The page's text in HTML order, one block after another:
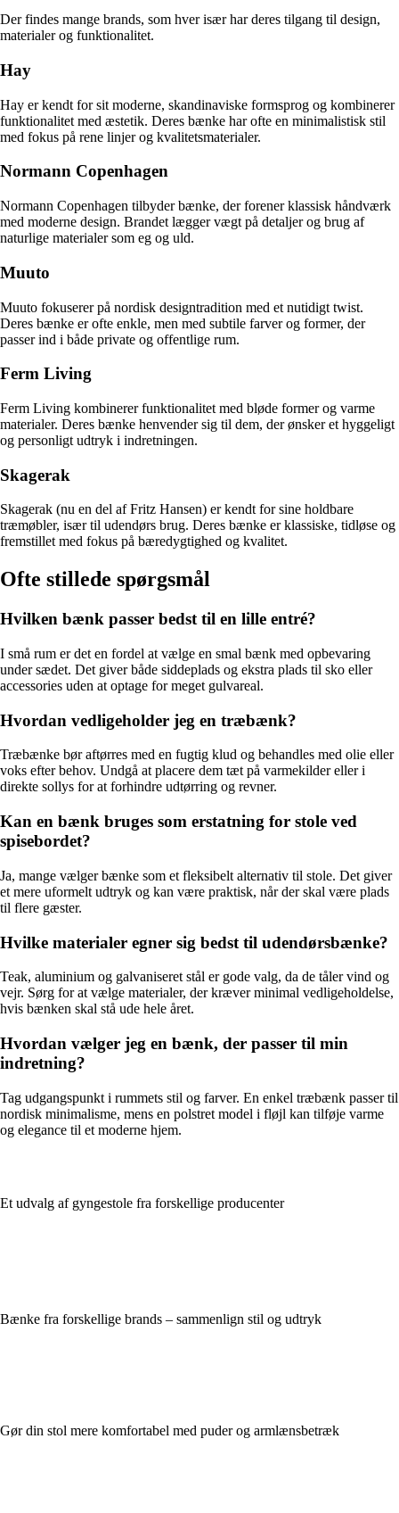
Der findes mange brands, som hver især har deres tilgang til design,
materialer og funktionalitet.
Hay
Hay er kendt for sit moderne, skandinaviske formsprog og kombinerer
funktionalitet med æstetik. Deres bænke har ofte en minimalistisk stil
med fokus på rene linjer og kvalitetsmaterialer.
Normann Copenhagen
Normann Copenhagen tilbyder bænke, der forener klassisk håndværk
med moderne design. Brandet lægger vægt på detaljer og brug af
naturlige materialer som eg og uld.
Muuto
Muuto fokuserer på nordisk designtradition med et nutidigt twist.
Deres bænke er ofte enkle, men med subtile farver og former, der
passer ind i både private og offentlige rum.
Ferm Living
Ferm Living kombinerer funktionalitet med bløde former og varme
materialer. Deres bænke henvender sig til dem, der ønsker et hyggeligt
og personligt udtryk i indretningen.
Skagerak
Skagerak (nu en del af Fritz Hansen) er kendt for sine holdbare
træmøbler, især til udendørs brug. Deres bænke er klassiske, tidløse og
fremstillet med fokus på bæredygtighed og kvalitet.
Ofte stillede spørgsmål
Hvilken bænk passer bedst til en lille entré?
I små rum er det en fordel at vælge en smal bænk med opbevaring
under sædet. Det giver både siddeplads og ekstra plads til sko eller
accessories uden at optage for meget gulvareal.
Hvordan vedligeholder jeg en træbænk?
Træbænke bør aftørres med en fugtig klud og behandles med olie eller
voks efter behov. Undgå at placere dem tæt på varmekilder eller i
direkte sollys for at forhindre udtørring og revner.
Kan en bænk bruges som erstatning for stole ved
spisebordet?
Ja, mange vælger bænke som et fleksibelt alternativ til stole. Det giver
et mere uformelt udtryk og kan være praktisk, når der skal være plads
til flere gæster.
Hvilke materialer egner sig bedst til udendørsbænke?
Teak, aluminium og galvaniseret stål er gode valg, da de tåler vind og
vejr. Sørg for at vælge materialer, der kræver minimal vedligeholdelse,
hvis bænken skal stå ude hele året.
Hvordan vælger jeg en bænk, der passer til min
indretning?
Tag udgangspunkt i rummets stil og farver. En enkel træbænk passer til
nordisk minimalisme, mens en polstret model i fløjl kan tilføje varme
og elegance til et moderne hjem.
Et udvalg af gyngestole fra forskellige producenter
Bænke fra forskellige brands – sammenlign stil og udtryk
Gør din stol mere komfortabel med puder og armlænsbetræk